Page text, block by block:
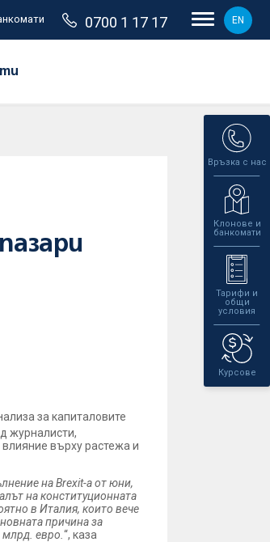
0700 1 17 17 EN
Връзка с нас
Клонове и
банкомати
Тарифи и
общи
условия
Курсове
за капиталовите
журналисти,
върху растежа и
на Brexit-а от юни,
на конституционната
в Италия, които вече
причина за
евро. “, каза